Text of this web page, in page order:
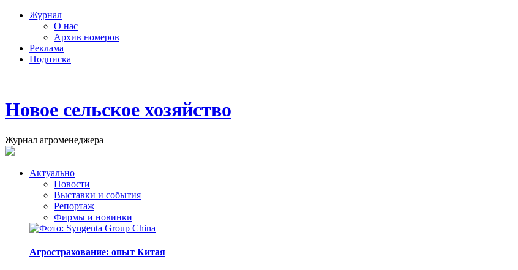
Журнал
О нас
Архив номеров
Реклама
Подписка
Новое сельское хозяйство
Журнал агроменеджера
Актуально
Новости
Выставки и события
Репортаж
Фирмы и новинки
Агрострахование: опыт Китая